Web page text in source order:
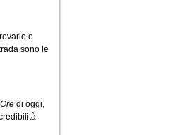
e
sono le
di oggi,